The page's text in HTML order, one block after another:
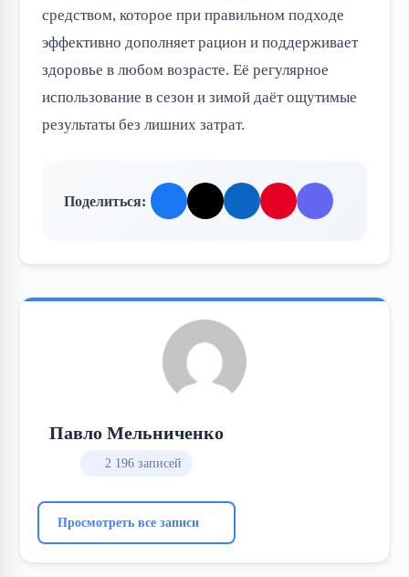
средством, которое при правильном подходе
эффективно дополняет рацион и поддерживает
здоровье в любом возрасте. Её регулярное
использование в сезон и зимой даёт ощутимые
результаты без лишних затрат.
Поделиться:
Павло Мельниченко
2 196 записей
Просмотреть все записи